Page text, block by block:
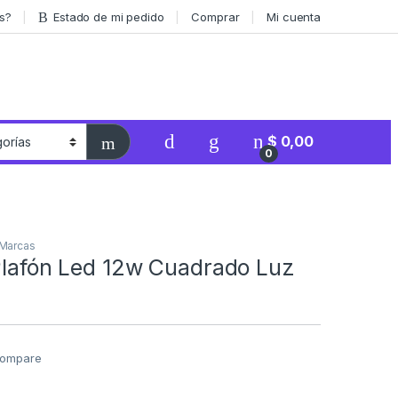
Estado de mi pedido Comprar Mi cuenta
0
$ 0,00
Marcas
Led 12w Cuadrado Luz